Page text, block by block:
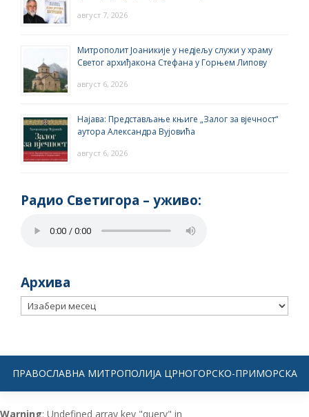
август 7, 2026
Митрополит Јоаникије у недјељу служи у храму
Светог архиђакона Стефана у Горњем Липову
август 6, 2026
Најава: Представљање књиге „Залог за вјечност“
аутора Александра Вујовића
август 6, 2026
Радио Светигора – yживо:
Архива
Архива
ПРАВОСЛАВНА МИТРОПОЛИЈА ЦРНОГОРСКО-ПРИМОРСКА
Warning: Undefined array key "query" in